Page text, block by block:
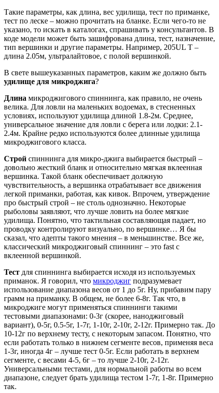
Такие параметры, как длина, вес удилища, тест по приманке,
тест по леске – можно прочитать на бланке. Если чего-то не
указано, то искать в каталогах, спрашивать у консультантов. В
коде модели может быть зашифрована длина, тест, назначение,
тип вершинки и другие параметры. Например, 205UL T –
длина 2.05м, ультралайтовое, с полой вершинкой.
В свете вышеуказанных параметров, каким же должно быть
удилище для микроджига?
Длина микроджигового спиннинга, как правило, не очень
велика. Для ловли на маленьких водоемах, в стесненных
условиях, используют удилища длиной 1.8-2м. Среднее,
универсальное значение для ловли с берега или лодки: 2.1-
2.4м. Крайне редко используются более длинные удилища
микроджигового класса.
Строй спиннинга для микро-джига выбирается быстрый –
довольно жесткий бланк и относительно мягкая вклеенная
вершинка. Такой бланк обеспечивает должную
чувствительность, а вершинка отрабатывает все движения
легкой приманки, работая, как кивок. Впрочем, утверждение
про быстрый строй – не столь однозначно. Некоторые
рыболовы заявляют, что лучше ловить на более мягкие
удилища. Понятно, что тактильная составляющая падает, но
проводку контролируют визуально, по вершинке… Я бы
сказал, что адепты такого мнения – в меньшинстве. Все же,
классический микроджиговый спиннинг – это fast с
вклеенной вершинкой.
Тест для спиннинга выбирается исходя из используемых
приманок. Я говорил, что микроджиг подразумевает
использование диапазона весов от 1 до 5г. Ну, прибавим пару
грамм на приманку. В общем, не более 6-8г. Так что, в
микроджиге могут применяться спиннинги такими
тестовыми диапазонами: 0-3г (скорее, наноджиговый
вариант), 0-5г, 0.5-5г, 1-7г, 1-10г, 2-10г, 2-12г. Примерно так. До
10-12г по верхнему тесту, с некоторым запасом. Понятно, что
если работать только в нижнем сегменте весов, применяя веса
1-3г, иногда 4г – лучше тест 0-5г. Если работать в верхнем
сегменте, с весами 4-5, 6г – то лучше 2-10г, 2-12г.
Универсальными тестами, для нормальной работы во всем
диапазоне, следует брать удилища тестом 1-7г, 1-8г. Примерно
так.